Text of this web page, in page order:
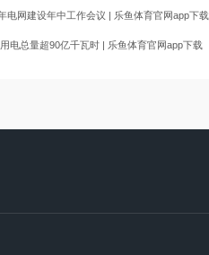
电网建设年中工作会议 | 乐鱼体育官网app下载
电总量超90亿千瓦时 | 乐鱼体育官网app下载